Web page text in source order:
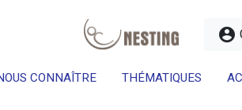
account_circle
CONNAÎTRE THÉMATIQUES